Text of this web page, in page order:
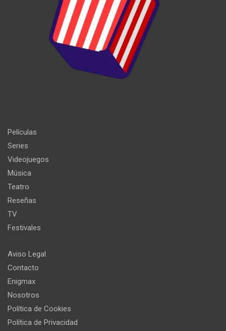
Películas
Series
Videojuegos
Música
Teatro
Reseñas
TV
Festivales
Aviso Legal
Contacto
Enigmax
Nosotros
Política de Cookies
Política de Privacidad